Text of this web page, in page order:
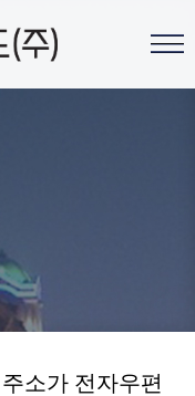
소가 전자우편